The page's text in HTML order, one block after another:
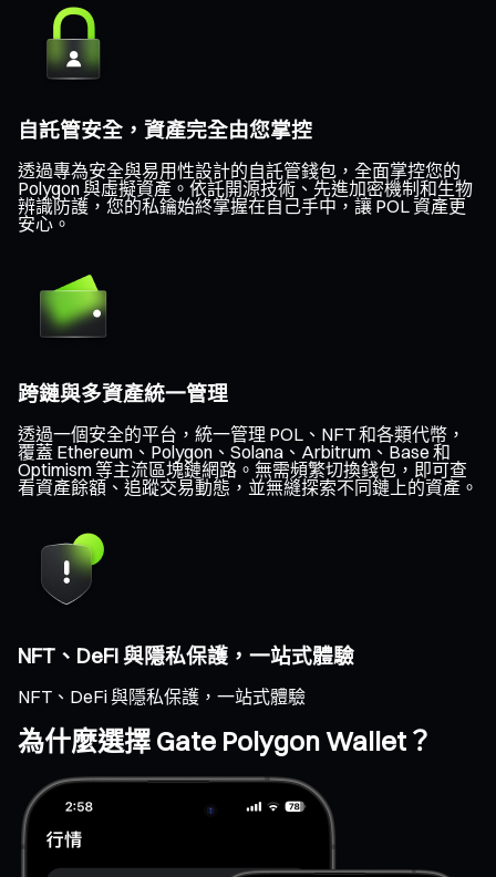
自託管安全，資產完全由您掌控
透過專為安全與易用性設計的自託管錢包，全面掌控您的
Polygon 與虛擬資產。依託開源技術、先進加密機制和生物
辨識防護，您的私鑰始終掌握在自己手中，讓 POL 資產更
安心。
跨鏈與多資產統一管理
透過一個安全的平台，統一管理 POL、NFT 和各類代幣，
覆蓋 Ethereum、Polygon、Solana、Arbitrum、Base 和
Optimism 等主流區塊鏈網路。無需頻繁切換錢包，即可查
看資產餘額、追蹤交易動態，並無縫探索不同鏈上的資產。
NFT、DeFi 與隱私保護，一站式體驗
NFT、DeFi 與隱私保護，一站式體驗
為什麼選擇 Gate Polygon Wallet？